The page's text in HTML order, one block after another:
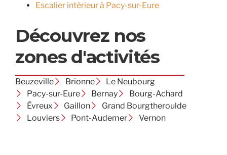
Escalier intérieur à Pacy-sur-Eure
Découvrez nos
zones d'activités
Beuzeville Brionne
Le Neubourg
Pacy-sur-Eure
Bernay
Bourg-Achard
Évreux
Gaillon
Grand Bourgtheroulde
Louviers
Pont-Audemer Vernon